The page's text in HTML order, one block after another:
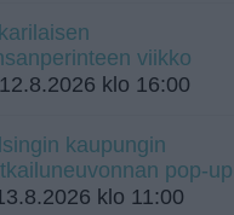
viikko
klo 16:00
kaupungin
pop-up
klo 11:00